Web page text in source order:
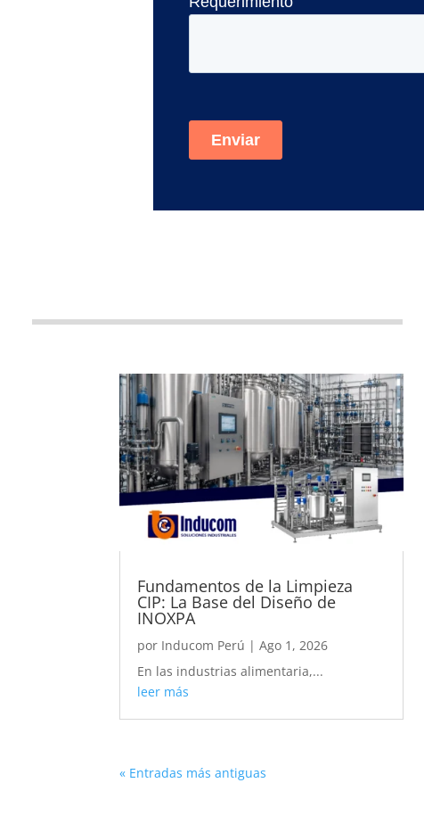
Fundamentos de la Limpieza
CIP: La Base del Diseño de
INOXPA
por Inducom Perú |Ago 1, 2026
En las industrias alimentaria,...
leer más
« Entradas más antiguas